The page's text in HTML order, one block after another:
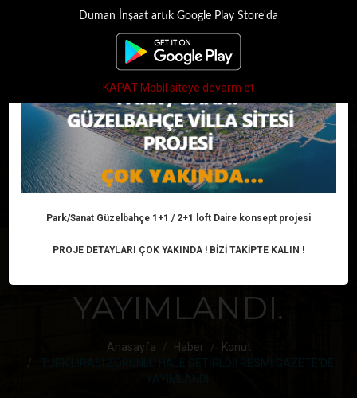
Duman İnşaat artık Google Play Store'da
KAPAT Mobil siteye devarm et
TÜRK LİRASI
ZORUNLU HALE
GETİRLDİ! RESMİ
GAZETE’DE
YAYIMLANDI.
Anasayfa Haber
Konut
Park/Sanat Güzelbahçe 1+1 / 2+1 loft Daire konsept projesi
PROJE DETAYLARI ÇOK YAKINDA ! BİZİ TAKİPTE KALIN !